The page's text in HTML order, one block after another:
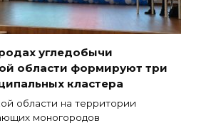
угледобычи
области формируют три
кластера
области на территории
моногородов